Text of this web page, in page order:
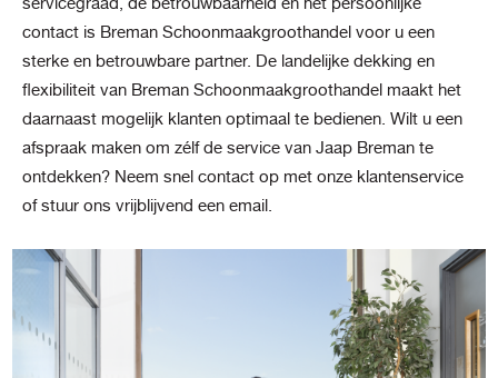
contact is Breman Schoonmaakgroothandel voor u een
sterke en betrouwbare partner. De landelijke dekking en
flexibiliteit van Breman Schoonmaakgroothandel maakt het
daarnaast mogelijk klanten optimaal te bedienen. Wilt u een
afspraak maken om zélf de service van Jaap Breman te
ontdekken? Neem snel contact op met onze klantenservice
of stuur ons vrijblijvend een email.